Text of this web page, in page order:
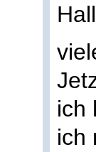
ich
ich